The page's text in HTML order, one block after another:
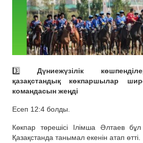
3️⃣Дүниежүзілік
қазақстандық көкпаршылар
командасын жеңді
Есеп 12:4 болды.
Көкпар төрешісі Ілімша Әлтаев бұл
Қазақстанда танымал екенін атап өтті.